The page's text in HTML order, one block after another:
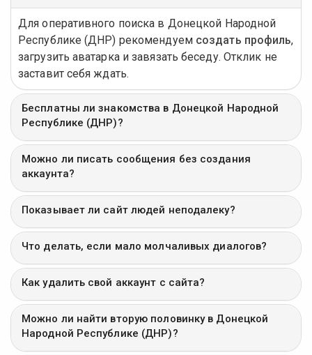
Для оперативного поиска в Донецкой Народной
Республике (ДНР) рекомендуем создать профиль,
загрузить аватарка и завязать беседу. Отклик не
заставит себя ждать.
Бесплатны ли знакомства в Донецкой Народной
Республике (ДНР)?
Можно ли писать сообщения без создания
аккаунта?
Показывает ли сайт людей неподалеку?
Что делать, если мало молчаливых диалогов?
Как удалить свой аккаунт с сайта?
Можно ли найти вторую половинку в Донецкой
Народной Республике (ДНР)?